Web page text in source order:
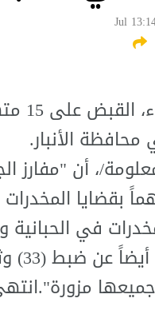
أعلن
، أن
من القبض على (15) متهماً
وأشار